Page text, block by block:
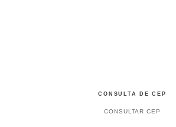
CONSULTA DE CEP
CONSULTAR CEP